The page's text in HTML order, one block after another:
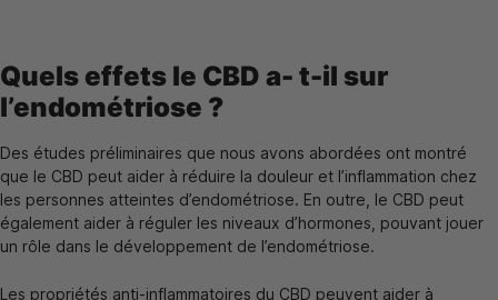
Quels effets le CBD a- t-il sur
l’endométriose ?
Des études préliminaires que nous avons abordées ont montré
que le CBD peut aider à réduire la douleur et l’inflammation chez
les personnes atteintes d’endométriose. En outre, le CBD peut
également aider à réguler les niveaux d’hormones, pouvant jouer
un rôle dans le développement de l’endométriose.
Les propriétés anti-inflammatoires du CBD peuvent aider à